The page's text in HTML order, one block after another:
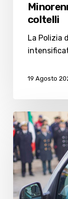
coltelli
La Polizia
19 Agosto
Sfrutta
la
nipote
per
chiedere
l’elemosina:
denunciata